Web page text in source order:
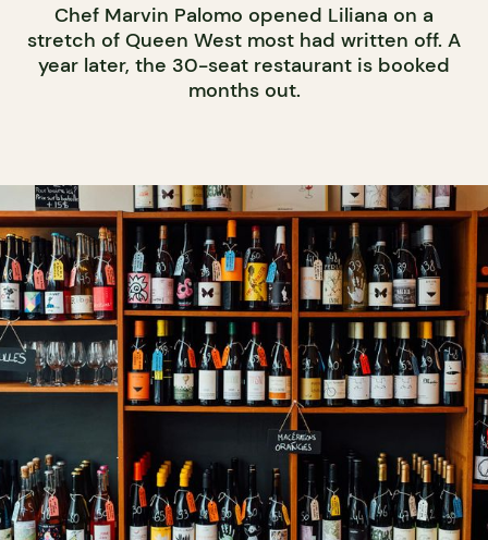
Chef Marvin Palomo opened Liliana on a
stretch of Queen West most had written off. A
year later, the 30-seat restaurant is booked
months out.